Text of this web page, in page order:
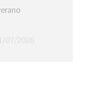
07/2026